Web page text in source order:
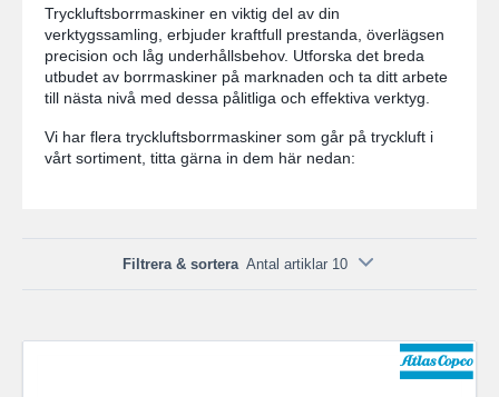
Tryckluftsborrmaskiner en viktig del av din
verktygssamling, erbjuder kraftfull prestanda, överlägsen
precision och låg underhållsbehov. Utforska det breda
utbudet av borrmaskiner på marknaden och ta ditt arbete
till nästa nivå med dessa pålitliga och effektiva verktyg.
Vi har flera tryckluftsborrmaskiner som går på tryckluft i
vårt sortiment, titta gärna in dem här nedan:
Filtrera & sortera Antal artiklar 10